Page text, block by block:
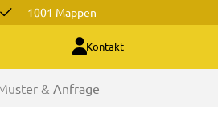
1001 Mappen
Kontakt
& Anfrage